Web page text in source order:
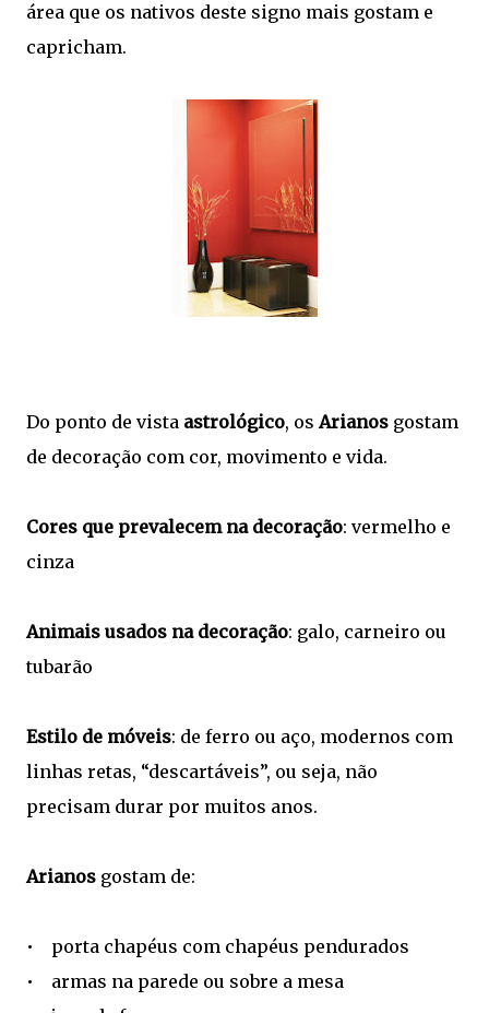
área que os nativos deste signo mais gostam e
capricham.
Do ponto de vista astrológico, os Arianos gostam
de decoração com cor, movimento e vida.
Cores que prevalecem na decoração: vermelho e
cinza
Animais usados na decoração: galo, carneiro ou
tubarão
Estilo de móveis: de ferro ou aço, modernos com
linhas retas, “descartáveis”, ou seja, não
precisam durar por muitos anos.
Arianos gostam de:
• porta chapéus com chapéus pendurados
• armas na parede ou sobre a mesa